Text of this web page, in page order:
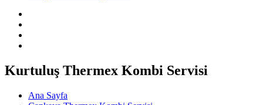
Kurtuluş Thermex Kombi Servisi
Ana Sayfa